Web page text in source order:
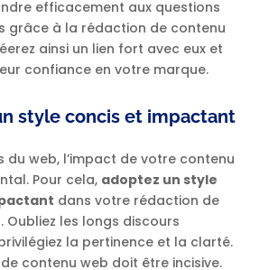
efficacement aux questions
grâce à la rédaction de contenu
ainsi un lien fort avec eux et
confiance en votre marque.
style concis et impactant
du web, l’impact de votre contenu
Pour cela, adoptez un style
dans votre rédaction de
Oubliez les longs discours
la pertinence et la clarté.
contenu web doit être incisive.